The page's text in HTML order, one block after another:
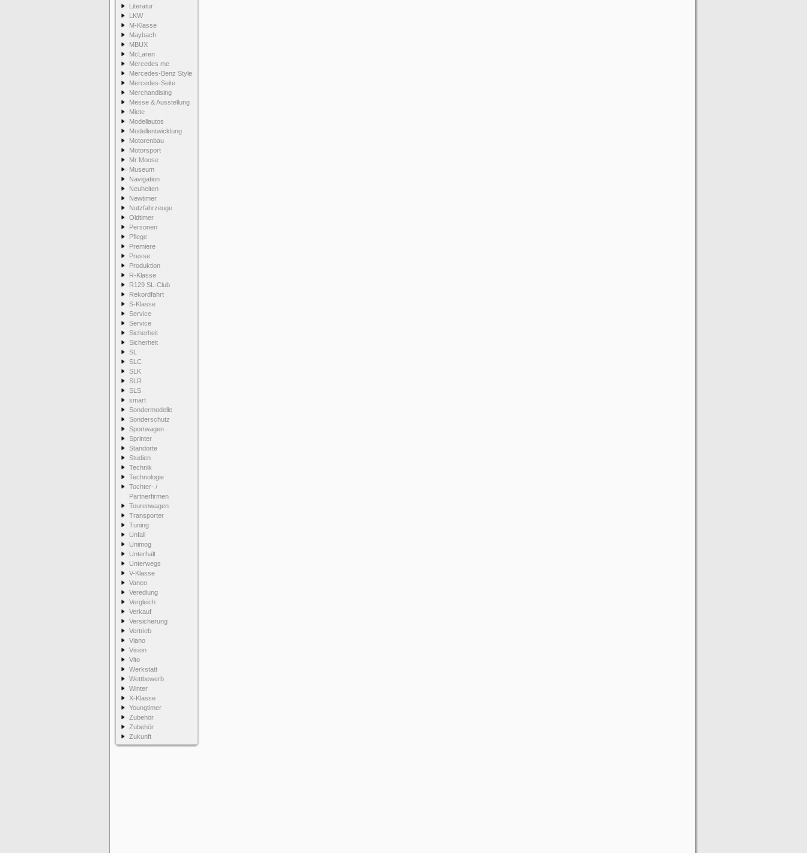
Literatur
LKW
M-Klasse
Maybach
MBUX
McLaren
Mercedes me
Mercedes-Benz Style
Mercedes-Seite
Merchandising
Messe & Ausstellung
Miete
Modellautos
Modellentwicklung
Motorenbau
Motorsport
Mr Moose
Museum
Navigation
Neuheiten
Newtimer
Nutzfahrzeuge
Oldtimer
Personen
Pflege
Premiere
Presse
Produktion
R-Klasse
R129 SL-Club
Rekordfahrt
S-Klasse
Service
Service
Sicherheit
Sicherheit
SL
SLC
SLK
SLR
SLS
smart
Sondermodelle
Sonderschutz
Sportwagen
Sprinter
Standorte
Studien
Technik
Technologie
Tochter- /
Partnerfirmen
Tourenwagen
Transporter
Tuning
Unfall
Unimog
Unterhalt
Unterwegs
V-Klasse
Vaneo
Veredlung
Vergleich
Verkauf
Versicherung
Vertrieb
Viano
Vision
Vito
Werkstatt
Wettbewerb
Winter
X-Klasse
Youngtimer
Zubehör
Zubehör
Zukunft